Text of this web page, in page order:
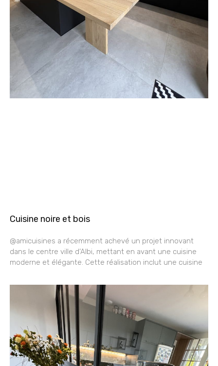
Cuisine noire et bois
@amicuisines a récemment achevé un projet innovant
dans le centre ville d’Albi, mettant en avant une cuisine
moderne et élégante. Cette réalisation inclut une cuisine